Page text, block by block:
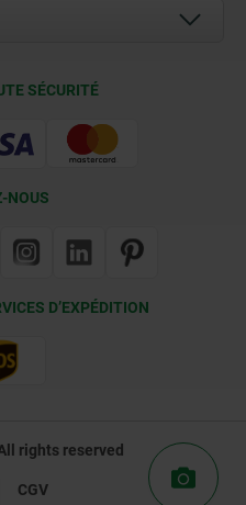
SÉCURITÉ
NOUS
D’EXPÉDITION
rights reserved
CGV